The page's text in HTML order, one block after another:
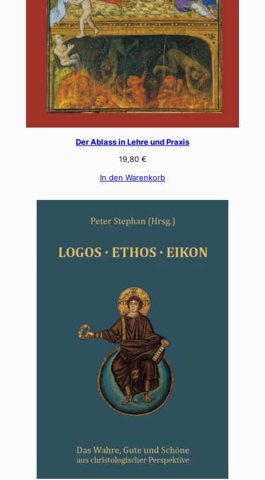
Der Ablass in Lehre und Praxis
19,80 €
In den Warenkorb